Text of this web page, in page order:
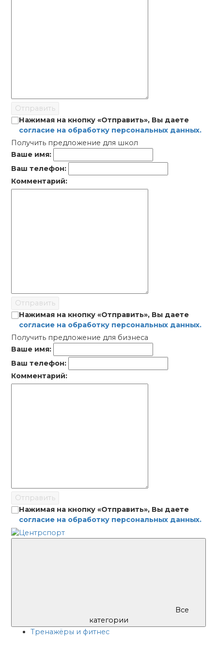
Отправить
Нажимая на кнопку «Отправить», Вы даете
согласие на обработку персональных данных.
Получить предложение для школ
Ваше имя:
Ваш телефон:
Комментарий:
Отправить
Нажимая на кнопку «Отправить», Вы даете
согласие на обработку персональных данных.
Получить предложение для бизнеса
Ваше имя:
Ваш телефон:
Комментарий:
Отправить
Нажимая на кнопку «Отправить», Вы даете
согласие на обработку персональных данных.
Все
категории
Тренажёры и фитнес